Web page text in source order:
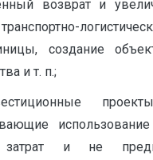
возврат и
создание
и т. п.;
затрат и не